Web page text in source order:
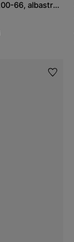
Sandale pentru băieți BARTEK, 89200-66, albastru-gri